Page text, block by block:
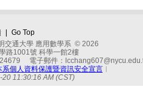
| Go Top
交通大學 應用數學系 © 2026
路1001號 科學一館2樓
電子郵件：
系個人資料保護暨資訊安全宣言︱
20 11:30:16 AM (CST)